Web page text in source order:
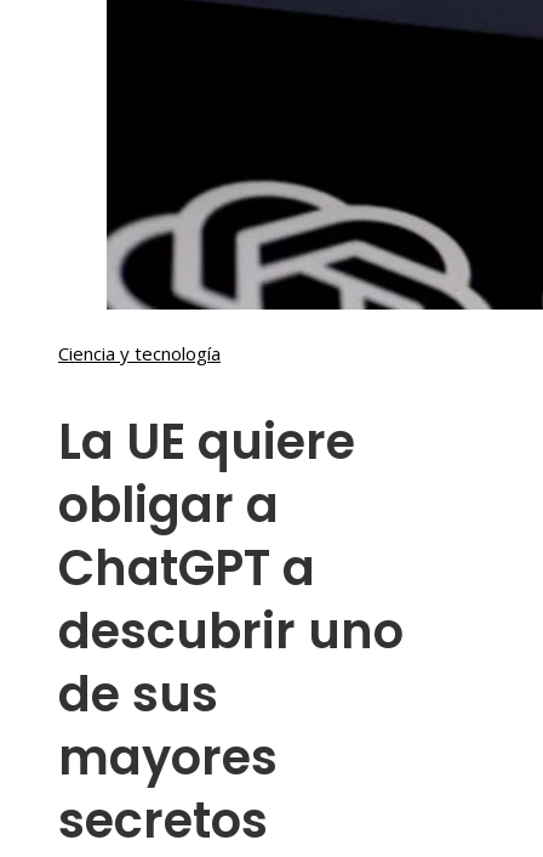
Ciencia y tecnología
La UE quiere
obligar a
ChatGPT a
descubrir uno
de sus
mayores
secretos